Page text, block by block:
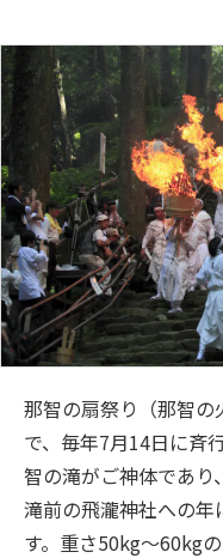
那智の扇祭り（那智
で、毎年7月14日に斉
智の滝がご神体であり
滝前の飛瀧神社への
す。重さ50kg～60kg